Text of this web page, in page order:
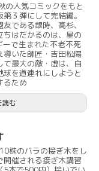
の人気コミックをもと
３弾にして完結編。
である銀時、高杉、
はだかるのは、星の
ーで生まれた不老不死
導いた師匠・吉田松陽
て最大の敵・虚は、自
を道連れにしようと
るため
読む
株のバラの接ぎ木をし
開催される接ぎ木講習